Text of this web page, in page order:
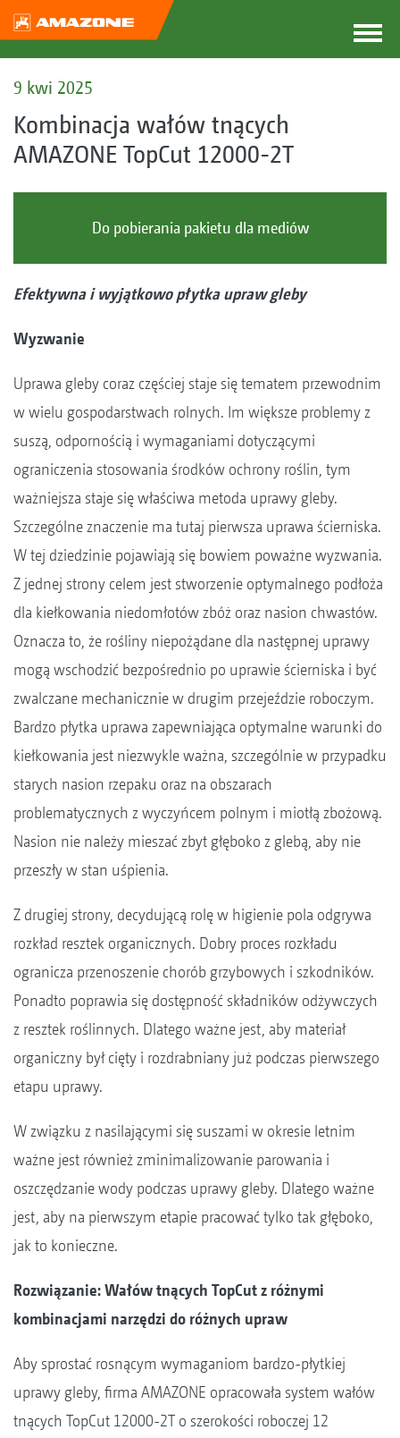
9 kwi 2025
Kombinacja wałów tnących
AMAZONE TopCut 12000-2T
Do pobierania pakietu dla mediów
Efektywna i wyjątkowo płytka upraw gleby
Wyzwanie
Uprawa gleby coraz częściej staje się tematem przewodnim
w wielu gospodarstwach rolnych. Im większe problemy z
suszą, odpornością i wymaganiami dotyczącymi
ograniczenia stosowania środków ochrony roślin, tym
ważniejsza staje się właściwa metoda uprawy gleby.
Szczególne znaczenie ma tutaj pierwsza uprawa ścierniska.
W tej dziedzinie pojawiają się bowiem poważne wyzwania.
Z jednej strony celem jest stworzenie optymalnego podłoża
dla kiełkowania niedomłotów zbóż oraz nasion chwastów.
Oznacza to, że rośliny niepożądane dla następnej uprawy
mogą wschodzić bezpośrednio po uprawie ścierniska i być
zwalczane mechanicznie w drugim przejeździe roboczym.
Bardzo płytka uprawa zapewniająca optymalne warunki do
kiełkowania jest niezwykle ważna, szczególnie w przypadku
starych nasion rzepaku oraz na obszarach
problematycznych z wyczyńcem polnym i miotłą zbożową.
Nasion nie należy mieszać zbyt głęboko z glebą, aby nie
przeszły w stan uśpienia.
Z drugiej strony, decydującą rolę w higienie pola odgrywa
rozkład resztek organicznych. Dobry proces rozkładu
ogranicza przenoszenie chorób grzybowych i szkodników.
Ponadto poprawia się dostępność składników odżywczych
z resztek roślinnych. Dlatego ważne jest, aby materiał
organiczny był cięty i rozdrabniany już podczas pierwszego
etapu uprawy.
W związku z nasilającymi się suszami w okresie letnim
ważne jest również zminimalizowanie parowania i
oszczędzanie wody podczas uprawy gleby. Dlatego ważne
jest, aby na pierwszym etapie pracować tylko tak głęboko,
jak to konieczne.
Rozwiązanie: Wałów tnących TopCut z różnymi
kombinacjami narzędzi do różnych upraw
Aby sprostać rosnącym wymaganiom bardzo-płytkiej
uprawy gleby, firma AMAZONE opracowała system wałów
tnących TopCut 12000-2T o szerokości roboczej 12